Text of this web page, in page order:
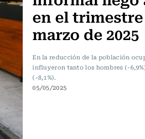
en el
marzo de 2025
En la reducción de la población
influyeron tanto los hombres (-
(-8,1%).
05/05/2025